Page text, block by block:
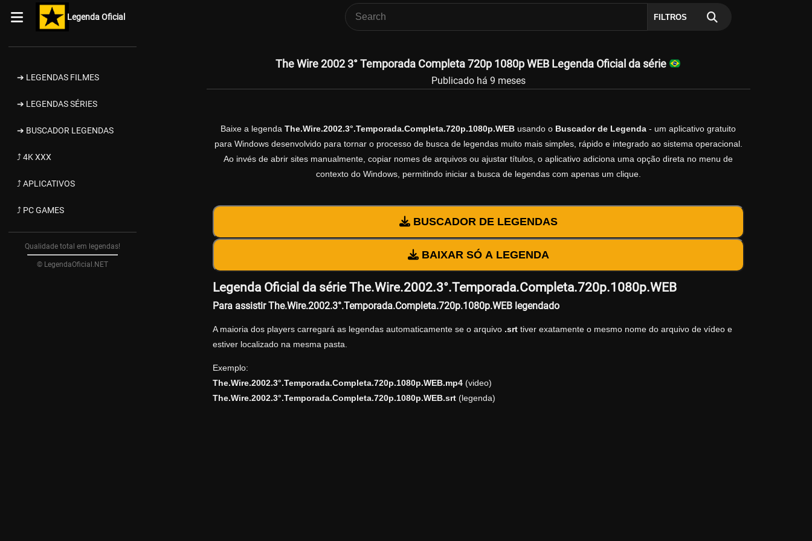
Legenda Oficial FILTROS
➔ LEGENDAS FILMES
➔ LEGENDAS SÉRIES
➔ BUSCADOR LEGENDAS
⤴ 4K XXX
⤴ APLICATIVOS
⤴ PC GAMES
Qualidade total em legendas!
© LegendaOficial.NET
The Wire 2002 3° Temporada Completa 720p 1080p WEB Legenda Oficial da série
Publicado há 9 meses
Baixe a legenda The.Wire.2002.3°.Temporada.Completa.720p.1080p.WEB usando o Buscador de Legenda - um aplicativo gratuito
para Windows desenvolvido para tornar o processo de busca de legendas muito mais simples, rápido e integrado ao sistema operacional.
Ao invés de abrir sites manualmente, copiar nomes de arquivos ou ajustar títulos, o aplicativo adiciona uma opção direta no menu de
contexto do Windows, permitindo iniciar a busca de legendas com apenas um clique.
BUSCADOR DE LEGENDAS
BAIXAR SÓ A LEGENDA
Legenda Oficial da série The.Wire.2002.3°.Temporada.Completa.720p.1080p.WEB
Para assistir The.Wire.2002.3°.Temporada.Completa.720p.1080p.WEB legendado
A maioria dos players carregará as legendas automaticamente se o arquivo .srttiver exatamente o mesmo nome do arquivo de vídeo e
estiver localizado na mesma pasta.
Exemplo:
The.Wire.2002.3°.Temporada.Completa.720p.1080p.WEB.mp4(video)
The.Wire.2002.3°.Temporada.Completa.720p.1080p.WEB.srt(legenda)